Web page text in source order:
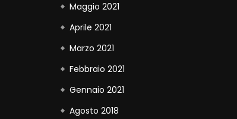
Maggio 2021
Aprile 2021
Marzo 2021
Febbraio 2021
Gennaio 2021
Agosto 2018